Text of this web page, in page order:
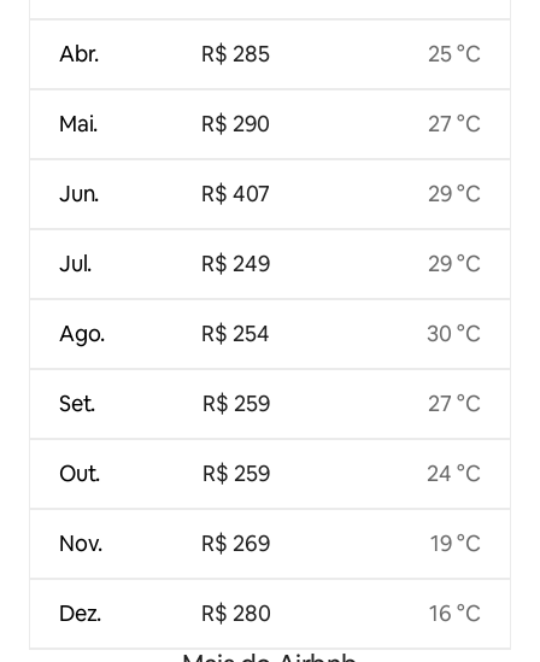
Abr.
Mai.
Jun.
Jul.
Ago.
Set.
Out.
Nov.
Dez.
R$ 285
R$ 290
R$ 407
R$ 249
R$ 254
R$ 259
R$ 259
R$ 269
R$ 280
25 °C
27 °C
29 °C
29 °C
30 °C
27 °C
24 °C
19 °C
16 °C